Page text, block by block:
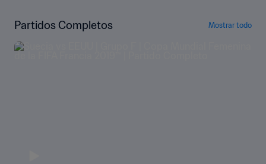
Partidos Completos Mostrar todo